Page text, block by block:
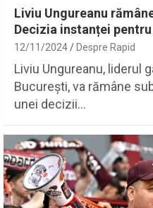
Liviu Ungureanu
Decizia instanței
12/11/2024 Despre Rapid
Liviu Ungureanu, liderul
București, va rămâne
unei decizii…